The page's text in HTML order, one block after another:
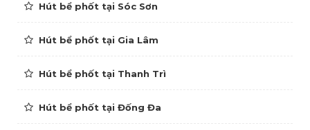
Hút bể phốt tại Sóc Sơn
Hút bể phốt tại Gia Lâm
Hút bể phốt tại Thanh Trì
Hút bể phốt tại Đống Đa